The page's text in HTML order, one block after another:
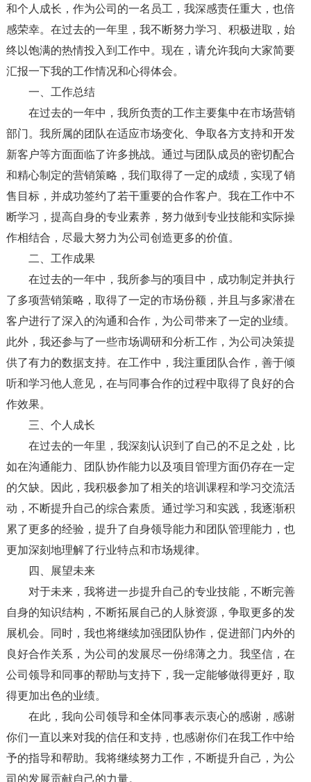
和个人成长，作为公司的一名员工，我深感责任重大，也倍
感荣幸。在过去的一年里，我不断努力学习、积极进取，始
终以饱满的热情投入到工作中。现在，请允许我向大家简要
汇报一下我的工作情况和心得体会。
一、工作总结
在过去的一年中，我所负责的工作主要集中在市场营销
部门。我所属的团队在适应市场变化、争取各方支持和开发
新客户等方面面临了许多挑战。通过与团队成员的密切配合
和精心制定的营销策略，我们取得了一定的成绩，实现了销
售目标，并成功签约了若干重要的合作客户。我在工作中不
断学习，提高自身的专业素养，努力做到专业技能和实际操
作相结合，尽最大努力为公司创造更多的价值。
二、工作成果
在过去的一年中，我所参与的项目中，成功制定并执行
了多项营销策略，取得了一定的市场份额，并且与多家潜在
客户进行了深入的沟通和合作，为公司带来了一定的业绩。
此外，我还参与了一些市场调研和分析工作，为公司决策提
供了有力的数据支持。在工作中，我注重团队合作，善于倾
听和学习他人意见，在与同事合作的过程中取得了良好的合
作效果。
三、个人成长
在过去的一年里，我深刻认识到了自己的不足之处，比
如在沟通能力、团队协作能力以及项目管理方面仍存在一定
的欠缺。因此，我积极参加了相关的培训课程和学习交流活
动，不断提升自己的综合素质。通过学习和实践，我逐渐积
累了更多的经验，提升了自身领导能力和团队管理能力，也
更加深刻地理解了行业特点和市场规律。
四、展望未来
对于未来，我将进一步提升自己的专业技能，不断完善
自身的知识结构，不断拓展自己的人脉资源，争取更多的发
展机会。同时，我也将继续加强团队协作，促进部门内外的
良好合作关系，为公司的发展尽一份绵薄之力。我坚信，在
公司领导和同事的帮助与支持下，我一定能够做得更好，取
得更加出色的业绩。
在此，我向公司领导和全体同事表示衷心的感谢，感谢
你们一直以来对我的信任和支持，也感谢你们在我工作中给
予的指导和帮助。我将继续努力工作，不断提升自己，为公
司的发展贡献自己的力量。